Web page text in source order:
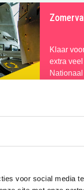
voor social media
Klaar
extra
de
Bekijk